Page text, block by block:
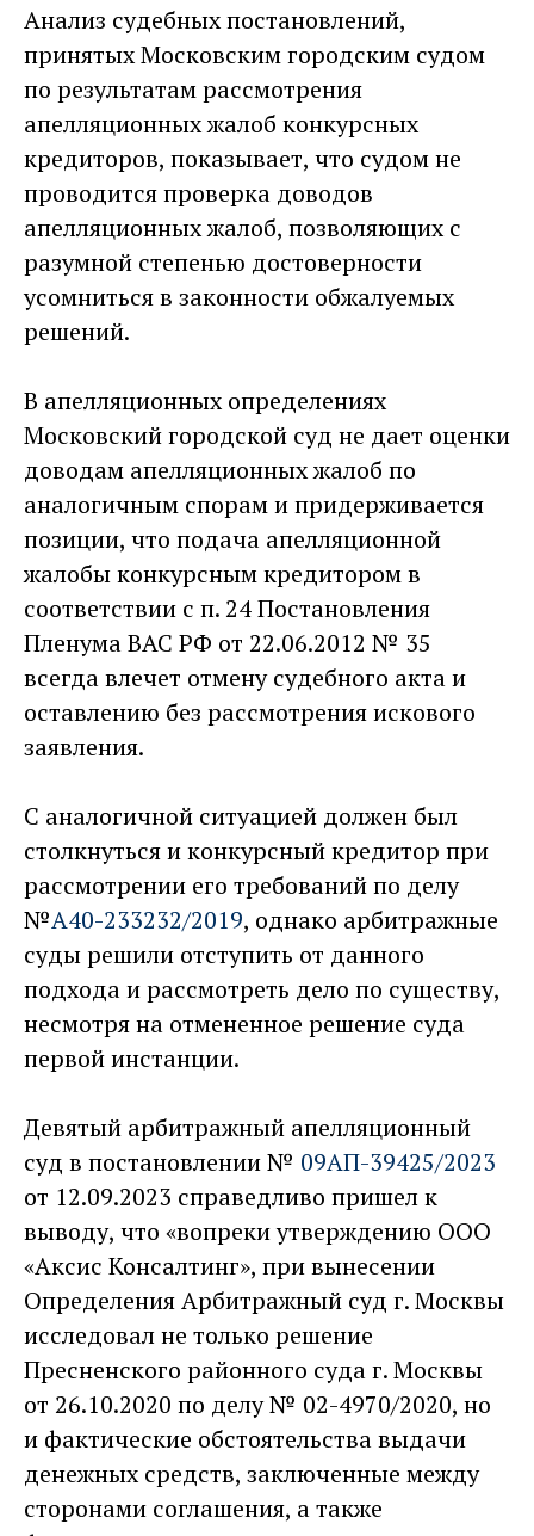
Анализ судебных постановлений,
принятых Московским городским судом
по результатам рассмотрения
апелляционных жалоб конкурсных
кредиторов, показывает, что судом не
проводится проверка доводов
апелляционных жалоб, позволяющих с
разумной степенью достоверности
усомниться в законности обжалуемых
решений.
В апелляционных определениях
Московский городской суд не дает оценки
доводам апелляционных жалоб по
аналогичным спорам и придерживается
позиции, что подача апелляционной
жалобы конкурсным кредитором в
соответствии с п. 24 Постановления
Пленума ВАС РФ от 22.06.2012 № 35
всегда влечет отмену судебного акта и
оставлению без рассмотрения искового
заявления.
С аналогичной ситуацией должен был
столкнуться и конкурсный кредитор при
рассмотрении его требований по делу
№А40-233232/2019, однако арбитражные
суды решили отступить от данного
подхода и рассмотреть дело по существу,
несмотря на отмененное решение суда
первой инстанции.
Девятый арбитражный апелляционный
суд в постановлении № 09АП-39425/2023
от 12.09.2023 справедливо пришел к
выводу, что «вопреки утверждению ООО
«Аксис Консалтинг», при вынесении
Определения Арбитражный суд г. Москвы
исследовал не только решение
Пресненского районного суда г. Москвы
от 26.10.2020 по делу № 02-4970/2020, но
и фактические обстоятельства выдачи
денежных средств, заключенные между
сторонами соглашения, а также